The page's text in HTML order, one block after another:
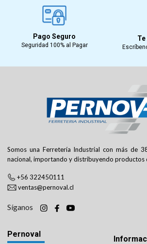
Pago Seguro
Seguridad 100% al Pagar
Somos una Ferretería Industrial con más de
nacional, importando y distribuyendo productos
+56 322450111
ventas@pernoval.cl
Síganos
Pernoval